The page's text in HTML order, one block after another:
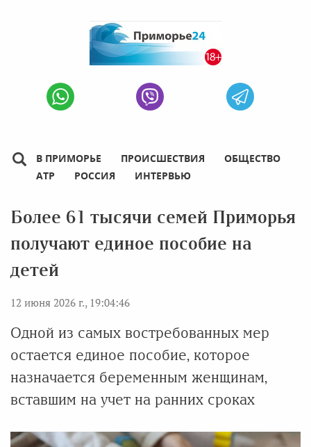
В ПРИМОРЬЕ ПРОИСШЕСТВИЯ
ОБЩЕСТВО
АТР
РОССИЯ ИНТЕРВЬЮ
Более 61 тысячи семей Приморья
получают единое пособие на
детей
12 июня 2026 г., 19:04:46
Одной из самых востребованных мер
остается единое пособие, которое
назначается беременным женщинам,
вставшим на учет на ранних сроках